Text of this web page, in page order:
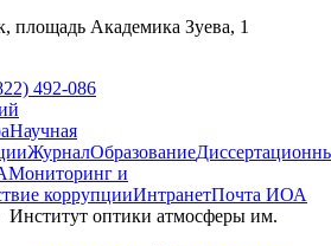
площадь Академика Зуева, 1
492-086
Научная
ЖурналОбразование
Мониторинг и
коррупцииИнтранетПочта ИОА
Институт оптики атмосферы им.